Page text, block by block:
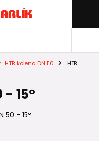
HTB kolena DN 50
HTB
- 15°